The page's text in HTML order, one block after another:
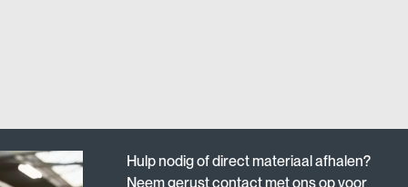
Hulp nodig of direct materiaal afhalen?
Neem gerust contact met ons op voor